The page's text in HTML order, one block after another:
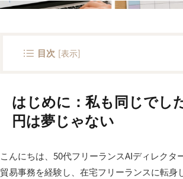
目次 [表示]
はじめに：私も同じでし
円は夢じゃない
こんにちは、50代フリーランスAIディレク
貿易事務を経験し、在宅フリーランスに転身